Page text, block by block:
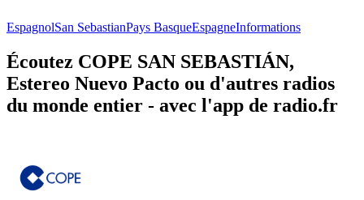
EspagnolSan SebastianPays BasqueEspagneInformations
Écoutez COPE SAN SEBASTIÁN,
Estereo Nuevo Pacto ou d'autres radios
du monde entier - avec l'app de radio.fr